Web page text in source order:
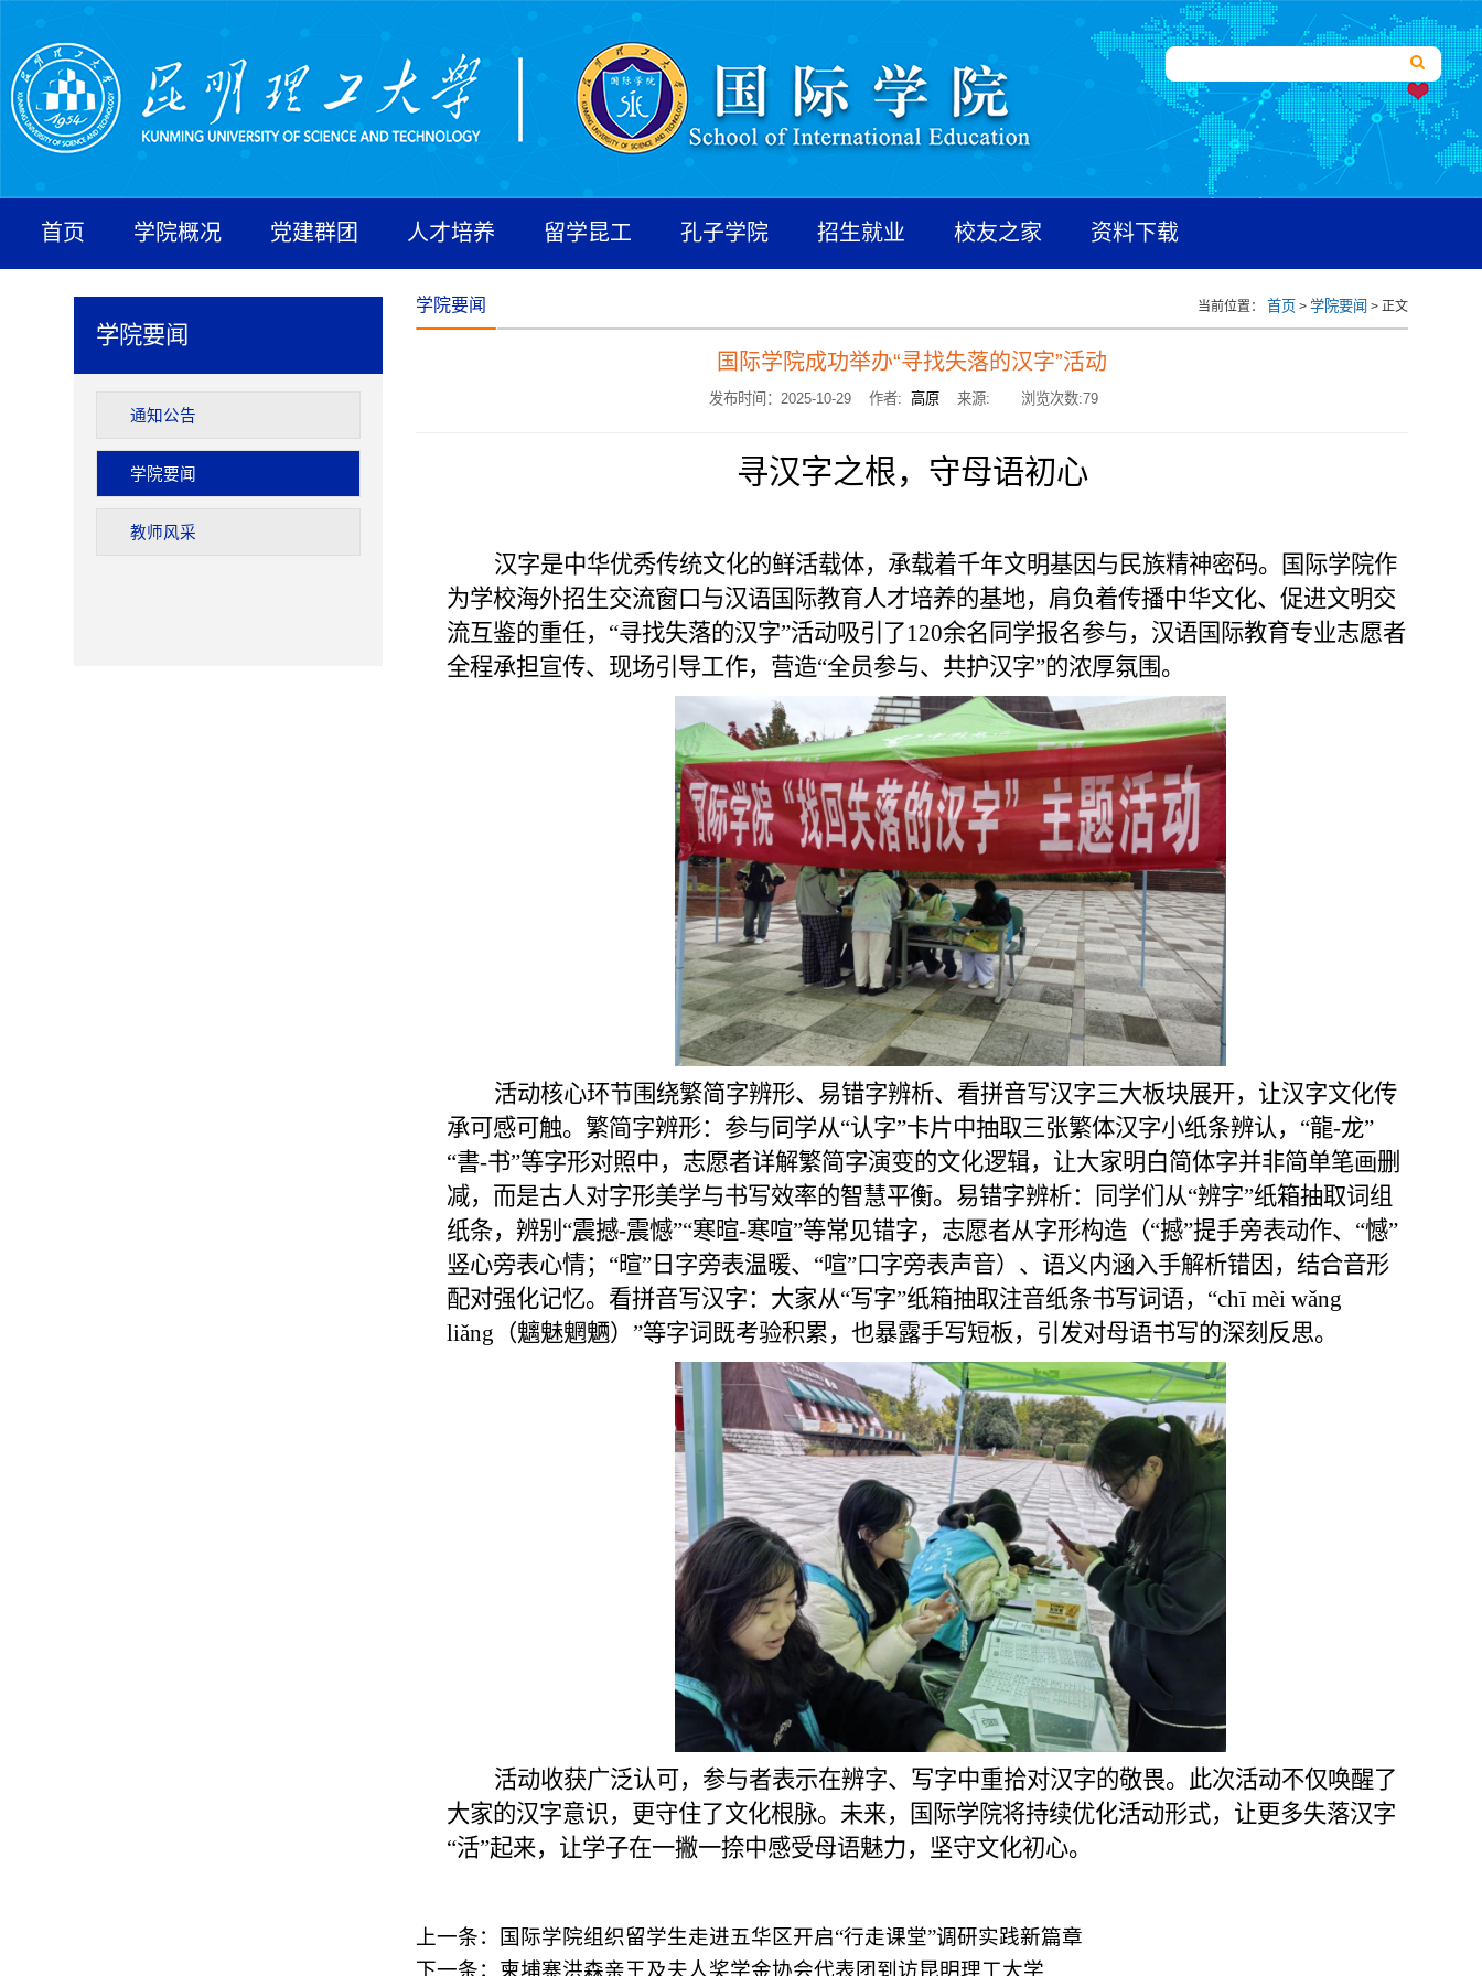
首页 学院概况 党建群团 人才培养 留学昆工 孔子学院 招生就业 校友之家 资料下载
学院要闻
通知公告
学院要闻
教师风采
学院要闻 当前位置： 首页 > 学院要闻 > 正文
国际学院成功举办“寻找失落的汉字”活动
发布时间：2025-10-29 作者: 高原 来源: 浏览次数:79
寻汉字之根，守母语初心
汉字是中华优秀传统文化的鲜活载体，承载着千年文明基因与民族精神密码。国际学院作
为学校海外招生交流窗口与汉语国际教育人才培养的基地， 肩负着传播中华文化、 促进文明交
流互鉴的重任，“寻找失落的汉字”活动吸引 了120余名 同学报名参与，汉语国际教育专业志愿者
全程承担宣传、现场引导工作，营造“全员参与、共护汉字”的浓厚氛围。
活动核心环节围绕繁简字辨形、易错字辨析、看拼音写汉字三大板块展开，让汉字文化传
承可感可触。繁简字辨形：参与同学从“认字”卡片中抽取三张繁体汉字小纸条辨认，“龍-龙”
“書-书”等字形对照中，志愿者详解繁简字演变的文化逻辑，让大家明白简体字并非简单笔画删
减，而是古人对字形美学与书写效率的智慧平衡。易错字辨析：同学们从“辨字”纸箱抽取词组
纸条，辨别“震撼-震憾”“寒暄-寒喧”等常见错字，志愿者从字形构造（“撼”提手旁表动作、“憾”
竖心旁表心情；“暄”日字旁表温暖、“喧”口字旁表声音）、语义内涵入手解析错因，结合音形
配对强化记忆。看拼音写汉字：大家从“写字”纸箱抽取注音纸条书写词语，“chī mèi wǎng
liǎng（魑魅魍魉）”等字词既考验积累，也暴露手写短板，引发对母语书写的深刻反思。
活动收获广泛认可，参与者表示在辨字、写字中重拾对汉字的敬畏。此次活动不仅唤醒了
大家的汉字意识，更守住了文化根脉。未来，国际学院将持续优化活动形式，让更多失落汉字
“活”起来，让学子在一撇一捺中感受母语魅力，坚守文化初心。
上一条：
国际学院组织留学生走进五华区开启“行走课堂”调研实践新篇章
下一条： 柬埔寨洪森亲王及夫人奖学金协会代表团到访昆明理工大学